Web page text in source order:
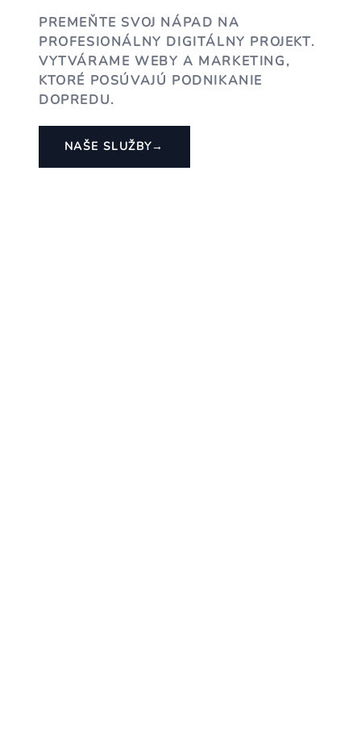
PREMEŇTE SVOJ NÁPAD NA
PROFESIONÁLNY DIGITÁLNY PROJEKT.
VYTVÁRAME WEBY A MARKETING,
KTORÉ POSÚVAJÚ PODNIKANIE
DOPREDU.
NAŠE SLUŽBY→